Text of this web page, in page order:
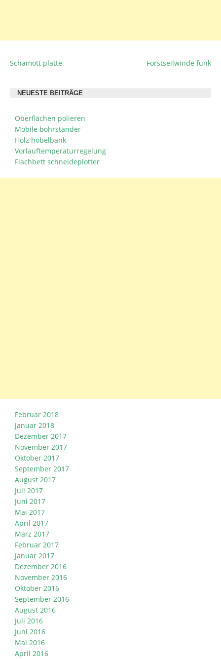
BEITRAGSNAVIGATION
Schamott platte Forstseilwinde funk
NEUESTE BEITRÄGE
Oberflächen polieren
Mobile bohrständer
Holz hobelbank
Vorlauftemperaturregelung
Flachbett schneideplotter
Februar 2018
Januar 2018
Dezember 2017
November 2017
Oktober 2017
September 2017
August 2017
Juli 2017
Juni 2017
Mai 2017
April 2017
März 2017
Februar 2017
Januar 2017
Dezember 2016
November 2016
Oktober 2016
September 2016
August 2016
Juli 2016
Juni 2016
Mai 2016
April 2016